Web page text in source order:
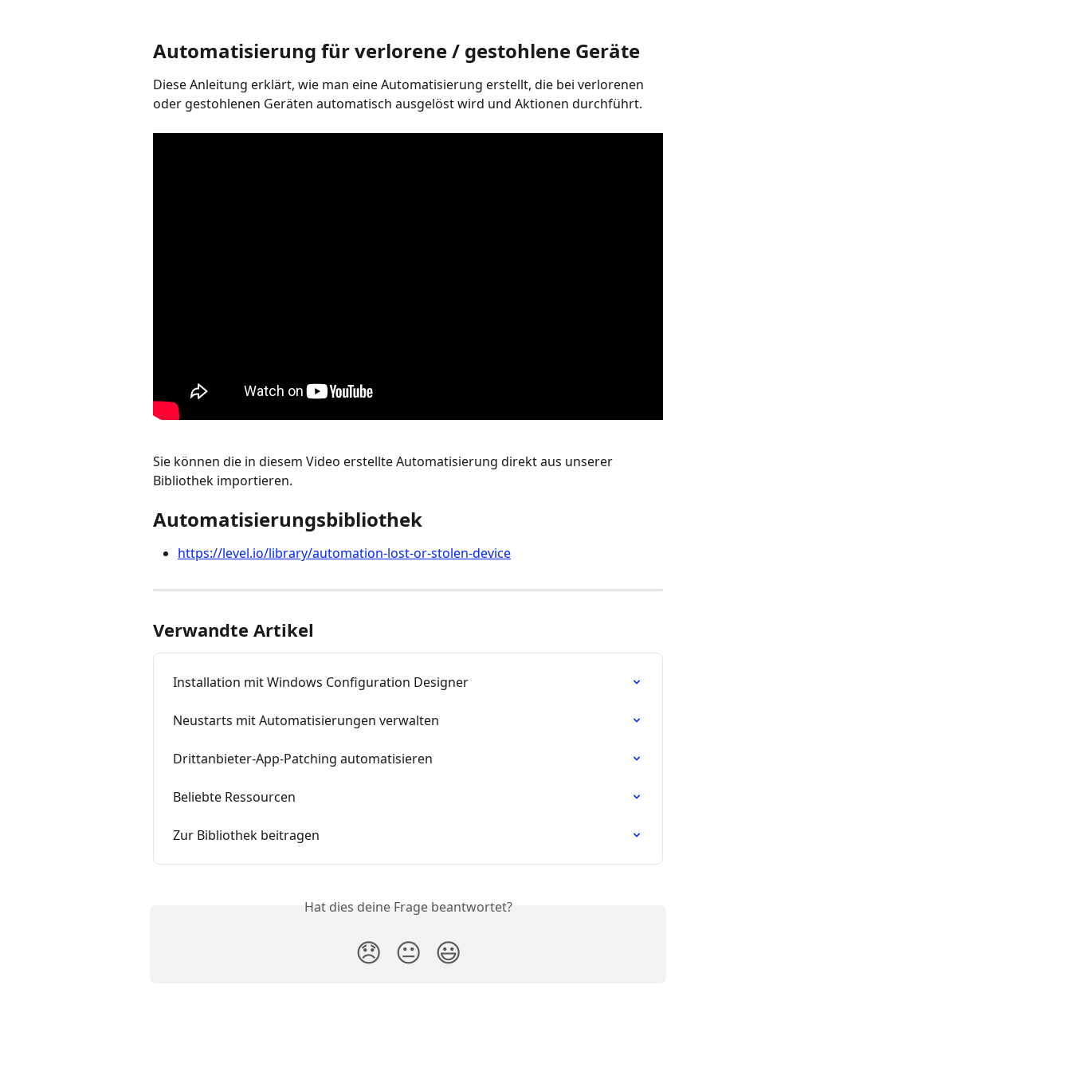
Automatisierung für verlorene / gestohlene Geräte
Diese Anleitung erklärt, wie man eine Automatisierung erstellt, die bei verlorenen
oder gestohlenen Geräten automatisch ausgelöst wird und Aktionen durchführt.
Sie können die in diesem Video erstellte Automatisierung direkt aus unserer
Bibliothek importieren.
Automatisierungsbibliothek
https://level.io/library/automation-lost-or-stolen-device
Verwandte Artikel
Installation mit Windows Configuration Designer
Neustarts mit Automatisierungen verwalten
Drittanbieter-App-Patching automatisieren
Beliebte Ressourcen
Zur Bibliothek beitragen
Hat dies deine Frage beantwortet?
😞 😐 😃